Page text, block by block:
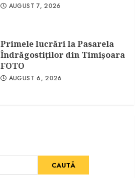
AUGUST 7, 2026
Primele lucrări la Pasarela
Îndrăgostiţilor din Timişoara
FOTO
AUGUST 6, 2026
CAUTĂ